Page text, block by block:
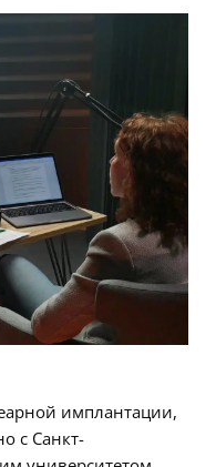
имплантации,
с Санкт-